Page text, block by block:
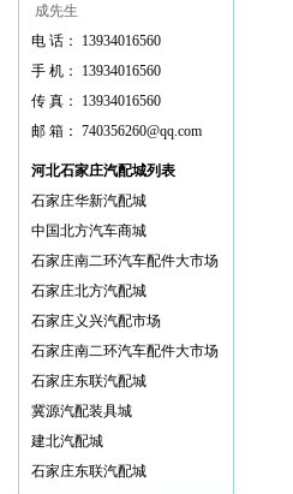
成先生
电 话：
13934016560
手 机：
13934016560
传 真：
13934016560
邮 箱： 740356260@qq.com
河北石家庄汽配城列表
石家庄华新汽配城
中国北方汽车商城
石家庄南二环汽车配件大市场
石家庄北方汽配城
石家庄义兴汽配市场
石家庄南二环汽车配件大市场
石家庄东联汽配城
冀源汽配装具城
建北汽配城
石家庄东联汽配城